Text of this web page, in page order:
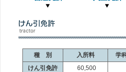
種 別 入所料
学
けん引免許
60,500